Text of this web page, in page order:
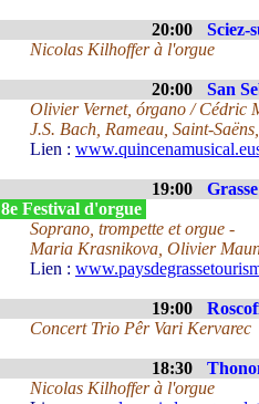
20:00 Sciez-
Nicolas Kilhoffer à l'orgue
20:00 San
Olivier Vernet, órgano / Cédric
J.S. Bach, Rameau, Saint-
Lien :
19:00
8e Festival d'orgue
Soprano, trompette et orgue -
Maria Krasnikova, Olivier
Lien :
19:00
Concert Trio Pêr Vari Kervarec
18:30
Nicolas Kilhoffer à l'orgue